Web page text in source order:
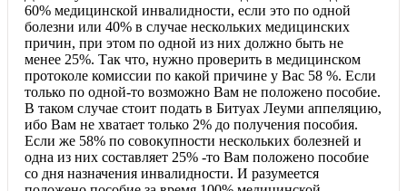
60% медицинской инвалидности, если это по одной
болезни или 40% в случае нескольких медицинских
причин, при этом по одной из них должно быть не
менее 25%. Так что, нужно проверить в медицинском
протоколе комиссии по какой причине у Вас 58 %. Если
только по одной-то возможно Вам не положено пособие.
В таком случае стоит подать в Битуах Леуми аппеляцию,
ибо Вам не хватает только 2% до получения пособия.
Если же 58% по совокупности нескольких болезней и
одна из них составляет 25% -то Вам положено пособие
со дня назначения инвалидности. И разумеется